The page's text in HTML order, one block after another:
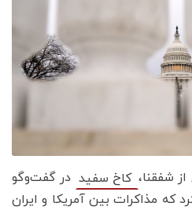
شفقنا، کاخ سفید در گفت‌وگو
که مذاکرات بین آمریکا و ایران